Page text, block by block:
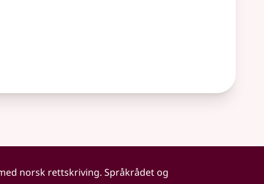
norsk rettskriving. Språkrådet og